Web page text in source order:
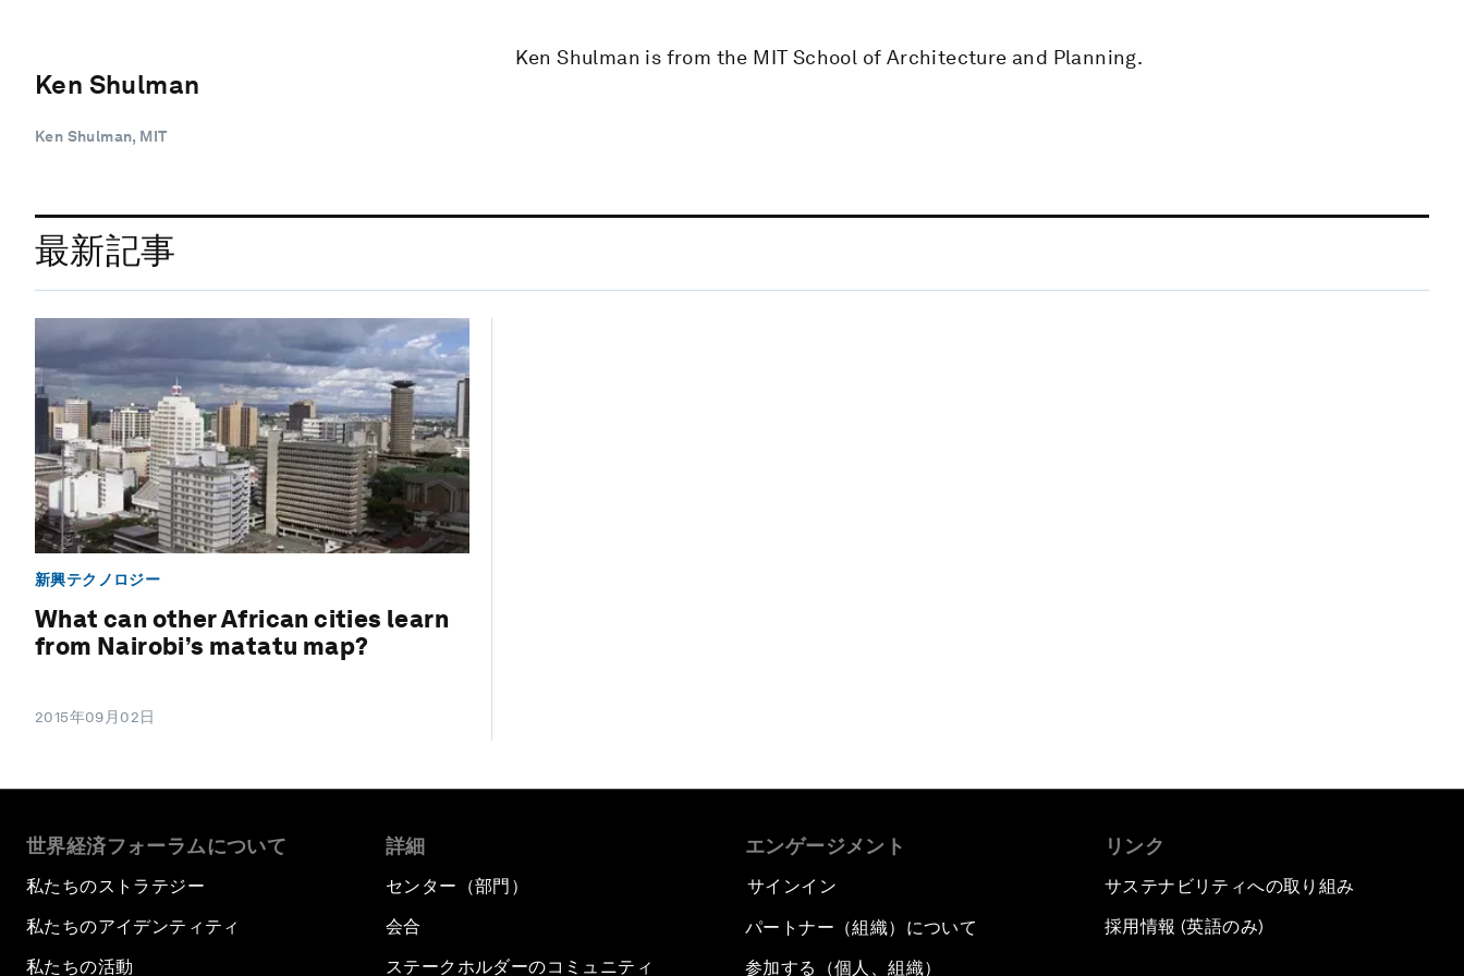
Ken Shulman
Ken Shulman, MIT
Ken Shulman is from the MIT School of Architecture and Planning.
最新記事
新興テクノロジー
What can other African cities learn
from Nairobi’s matatu map?
2015年09月02日
世界経済フォーラムについて
私たちのストラテジー
私たちのアイデンティティ
私たちの活動
詳細
センター（部門）
会合
ステークホルダーのコミュニティ
エンゲージメント
サインイン
パートナー（組織）について
参加する（個人、組織）
リンク
サステナビリティへの取り組み
採用情報 (英語のみ)